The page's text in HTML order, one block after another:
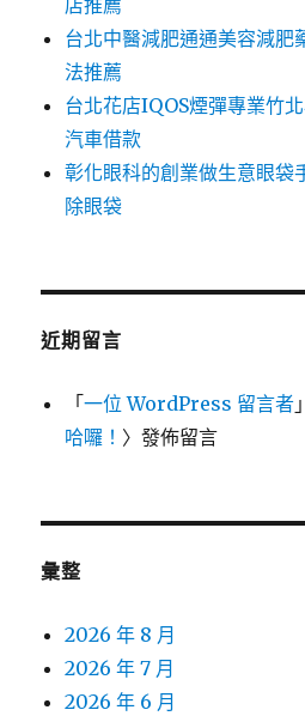
店推薦
台北中醫減肥通通美容減肥
法推薦
台北花店IQOS煙彈專業竹
汽車借款
彰化眼科的創業做生意眼袋
除眼袋
近期留言
「一位 WordPress 留言者
哈囉！ 〉發佈留言
彙整
2026 年 8 月
2026 年 7 月
2026 年 6 月